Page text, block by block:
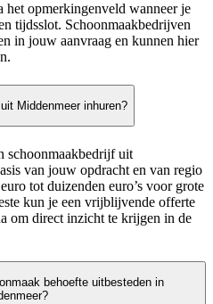
het opmerkingenveld wanneer je
tijdsslot. Schoonmaakbedrijven
in jouw aanvraag en kunnen hier
Middenmeer inhuren?
schoonmaakbedrijf uit
van jouw opdracht en van regio
tot duizenden euro’s voor grote
kun je een vrijblijvende offerte
om direct inzicht te krijgen in de
behoefte uitbesteden in